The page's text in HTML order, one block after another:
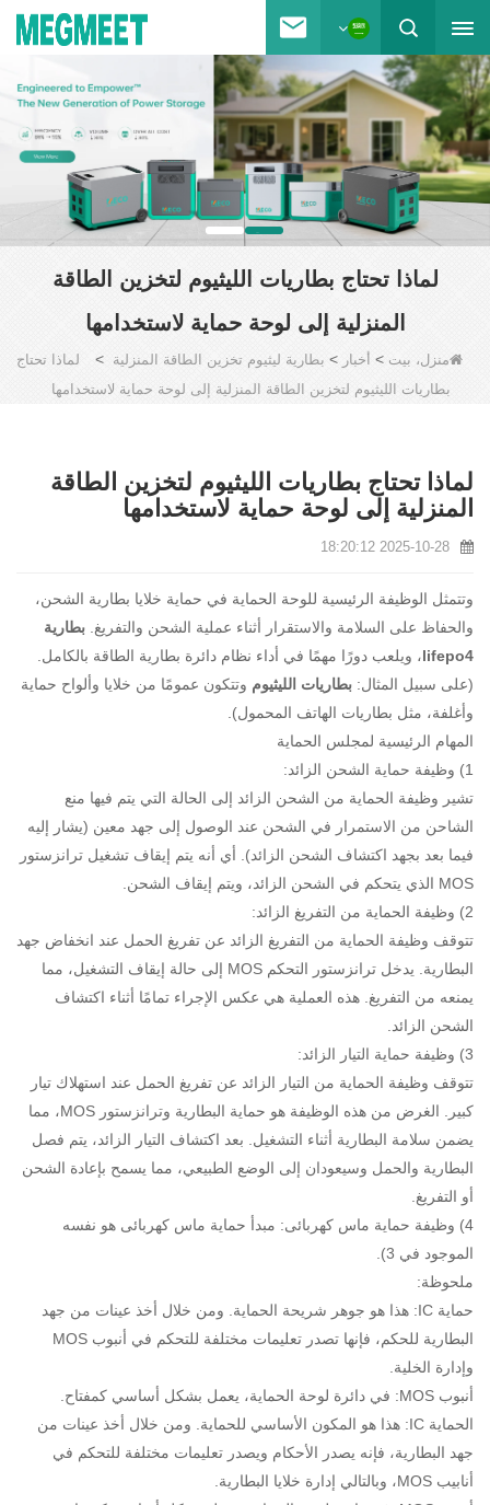
لماذا تحتاج بطاريات الليثيوم لتخزين الطاقة
المنزلية إلى لوحة حماية لاستخدامها
منزل، بيت > أخبار > بطارية ليثيوم تخزين الطاقة المنزلية >
لماذا تحتاج
بطاريات الليثيوم لتخزين الطاقة المنزلية إلى لوحة حماية لاستخدامها
لماذا تحتاج بطاريات الليثيوم لتخزين الطاقة
المنزلية إلى لوحة حماية لاستخدامها
2025-10-28 18:20:12
وتتمثل الوظيفة الرئيسية للوحة الحماية في حماية خلايا بطارية الشحن،
والحفاظ على السلامة والاستقرار أثناء عملية الشحن والتفريغ. بطارية
lifepo4، ويلعب دورًا مهمًا في أداء نظام دائرة بطارية الطاقة بالكامل.
(على سبيل المثال: بطاريات الليثيوم وتتكون عمومًا من خلايا وألواح حماية
وأغلفة، مثل بطاريات الهاتف المحمول).
المهام الرئيسية لمجلس الحماية
1) وظيفة حماية الشحن الزائد:
تشير وظيفة الحماية من الشحن الزائد إلى الحالة التي يتم فيها منع
الشاحن من الاستمرار في الشحن عند الوصول إلى جهد معين (يشار إليه
فيما بعد بجهد اكتشاف الشحن الزائد). أي أنه يتم إيقاف تشغيل ترانزستور
MOS الذي يتحكم في الشحن الزائد، ويتم إيقاف الشحن.
2) وظيفة الحماية من التفريغ الزائد:
تتوقف وظيفة الحماية من التفريغ الزائد عن تفريغ الحمل عند انخفاض جهد
البطارية. يدخل ترانزستور التحكم MOS إلى حالة إيقاف التشغيل، مما
يمنعه من التفريغ. هذه العملية هي عكس الإجراء تمامًا أثناء اكتشاف
الشحن الزائد.
3) وظيفة حماية التيار الزائد:
تتوقف وظيفة الحماية من التيار الزائد عن تفريغ الحمل عند استهلاك تيار
كبير. الغرض من هذه الوظيفة هو حماية البطارية وترانزستور MOS، مما
يضمن سلامة البطارية أثناء التشغيل. بعد اكتشاف التيار الزائد، يتم فصل
البطارية والحمل وسيعودان إلى الوضع الطبيعي، مما يسمح بإعادة الشحن
أو التفريغ.
4) وظيفة حماية ماس كهربائى: مبدأ حماية ماس كهربائى هو نفسه
الموجود في 3).
ملحوظة:
حماية IC: هذا هو جوهر شريحة الحماية. ومن خلال أخذ عينات من جهد
البطارية للحكم، فإنها تصدر تعليمات مختلفة للتحكم في أنبوب MOS
وإدارة الخلية.
أنبوب MOS: في دائرة لوحة الحماية، يعمل بشكل أساسي كمفتاح.
الحماية IC: هذا هو المكون الأساسي للحماية. ومن خلال أخذ عينات من
جهد البطارية، فإنه يصدر الأحكام ويصدر تعليمات مختلفة للتحكم في
أنابيب MOS، وبالتالي إدارة خلايا البطارية.